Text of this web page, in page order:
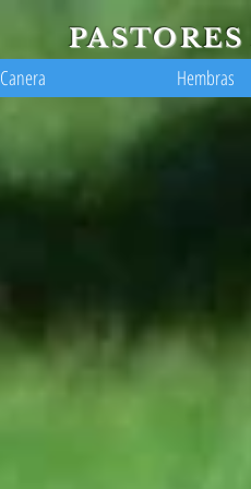
Canera Hembras